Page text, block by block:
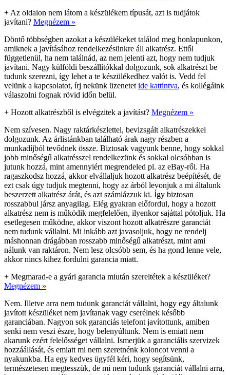
+ Az oldalon nem látom a készülékem típusát, azt is tudjátok
javítani? Megnézem »
Döntő többségben azokat a készülékeket találod meg honlapunkon,
amiknek a javításához rendelkezésünkre áll alkatrész. Ettől
függetlenül, ha nem találnád, az nem jelenti azt, hogy nem tudjuk
javítani. Nagy külföldi beszállítókkal dolgozunk, sok alkatrészt be
tudunk szerezni, így lehet a te készülékedhez valót is. Vedd fel
velünk a kapcsolatot, írj nekünk üzenetet ide kattintva, és kollégáink
válaszolni fognak rövid időn belül.
+ Hozott alkatrészből is elvégzitek a javítást? Megnézem »
Nem szívesen. Nagy raktárkészlettel, bevizsgált alkatrészekkel
dolgozunk. Az árlistánkban található árak nagy részben a
munkadíjból tevődnek össze. Biztosak vagyunk benne, hogy sokkal
jobb minőségű alkatrésszel rendelkezünk és sokkal olcsóbban is
jutunk hozzá, mint amennyiért megrendeled pl. az eBay-ről. Ha
ragaszkodsz hozzá, akkor elvállaljuk hozott alkatrész beépítését, de
ezt csak úgy tudjuk megtenni, hogy az árból levonjuk a mi általunk
beszerzett alkatrész árát, és azt számlázzuk ki. Így biztosan
rosszabbul jársz anyagilag. Elég gyakran előfordul, hogy a hozott
alkatrész nem is működik megfelelően, ilyenkor sajáttal pótoljuk. Ha
esetlegesen működne, akkor viszont hozott alkatrészre garanciát
nem tudunk vállalni. Mi inkább azt javasoljuk, hogy ne rendelj
máshonnan drágábban rosszabb minőségű alkatrészt, mint ami
nálunk van raktáron. Nem lesz olcsóbb sem, és ha gond lenne vele,
akkor nincs kihez fordulni garancia miatt.
+ Megmarad-e a gyári garancia miután szereltétek a készüléket?
Megnézem »
Nem. Illetve arra nem tudunk garanciát vállalni, hogy egy általunk
javított készüléket nem javítanak vagy cserélnek később
garanciában. Nagyon sok garanciás telefont javítottunk, amiben
senki nem veszi észre, hogy belenyúltunk. Nem is emiatt nem
akarunk ezért felelősséget vállalni. Ismerjük a garanciális szervizek
hozzáállását, és emiatt mi nem szeretnénk koloncot venni a
nyakunkba. Ha egy kedves ügyfél kéri, hogy segítsünk,
természetesen megtesszük, de mi nem tudunk garanciát vállalni arra,